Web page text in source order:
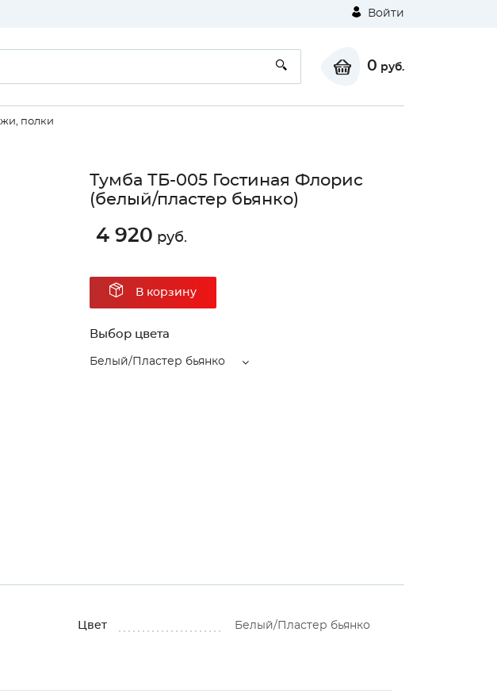
Войти
0 руб.
полки
Тумба ТБ-005 Гостиная Флорис
(белый/пластер бьянко)
4 920 руб.
В корзину
Выбор цвета
Белый/Пластер бьянко
Цвет Белый/Пластер бьянко